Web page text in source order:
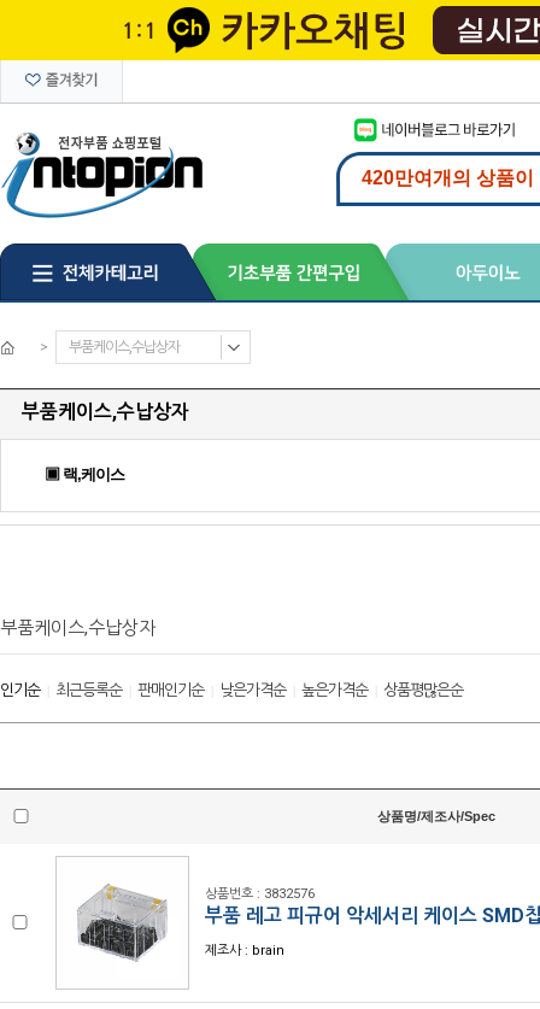
> 부품케이스,수납상자
부품케이스,수납상자
▣ 랙,케이스
부품케이스,수납상자
인기순| 최근등록순| 판매인기순| 낮은가격순| 높은가격순| 상품평많은순
상품명/제조사/Spec
상품번호 : 3832576
부품 레고 피규어 악세서리 케이스 SMD
제조사 : brain